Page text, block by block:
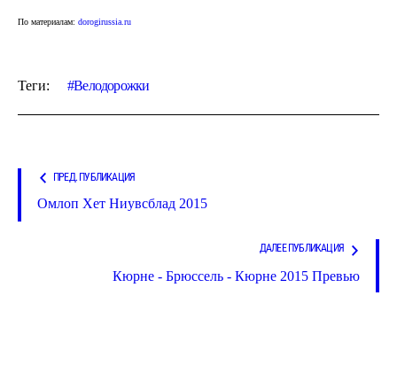
По материалам: dorogirussia.ru
Теги: Велодорожки
ПРЕД. ПУБЛИКАЦИЯ
Омлоп Хет Ниувсблад 2015
ДАЛЕЕ ПУБЛИКАЦИЯ
Кюрне - Брюссель - Кюрне 2015 Превью